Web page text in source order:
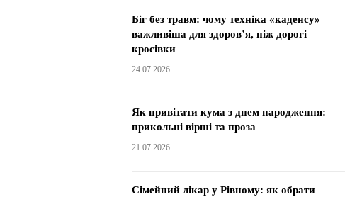
Біг без травм: чому техніка «каденсу»
важливіша для здоров’я, ніж дорогі
кросівки
24.07.2026
Як привітати кума з днем народження:
прикольні вірші та проза
21.07.2026
Сімейний лікар у Рівному: як обрати